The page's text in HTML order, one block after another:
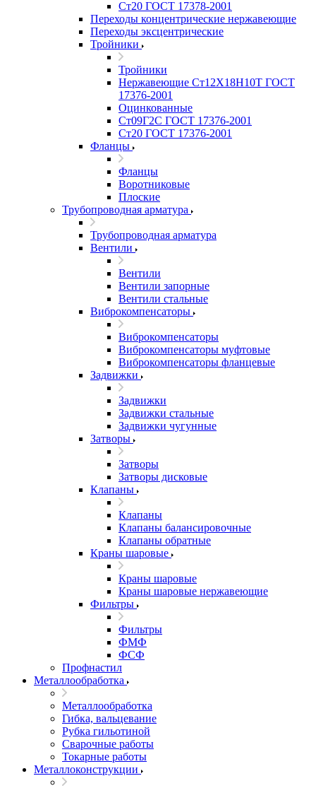
Ст20 ГОСТ 17378-2001
Переходы концентрические нержавеющие
Переходы эксцентрические
Тройники
Тройники
Нержавеющие Ст12Х18Н10Т ГОСТ
17376-2001
Оцинкованные
Ст09Г2С ГОСТ 17376-2001
Ст20 ГОСТ 17376-2001
Фланцы
Фланцы
Воротниковые
Плоские
Трубопроводная арматура
Трубопроводная арматура
Вентили
Вентили
Вентили запорные
Вентили стальные
Виброкомпенсаторы
Виброкомпенсаторы
Виброкомпенсаторы муфтовые
Виброкомпенсаторы фланцевые
Задвижки
Задвижки
Задвижки стальные
Задвижки чугунные
Затворы
Затворы
Затворы дисковые
Клапаны
Клапаны
Клапаны балансировочные
Клапаны обратные
Краны шаровые
Краны шаровые
Краны шаровые нержавеющие
Фильтры
Фильтры
ФМФ
ФСФ
Профнастил
Металлообработка
Металлообработка
Гибка, вальцевание
Рубка гильотиной
Сварочные работы
Токарные работы
Металлоконструкции